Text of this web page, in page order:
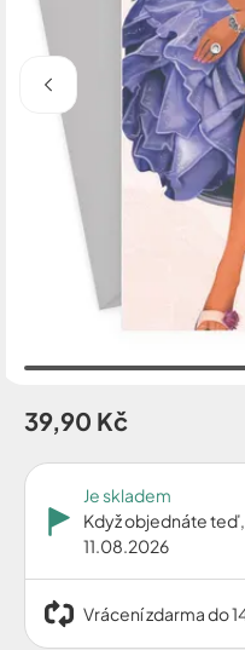
39,90 Kč
Je skladem
Když objednáte
11.08.2026
Vrácení zdarma do